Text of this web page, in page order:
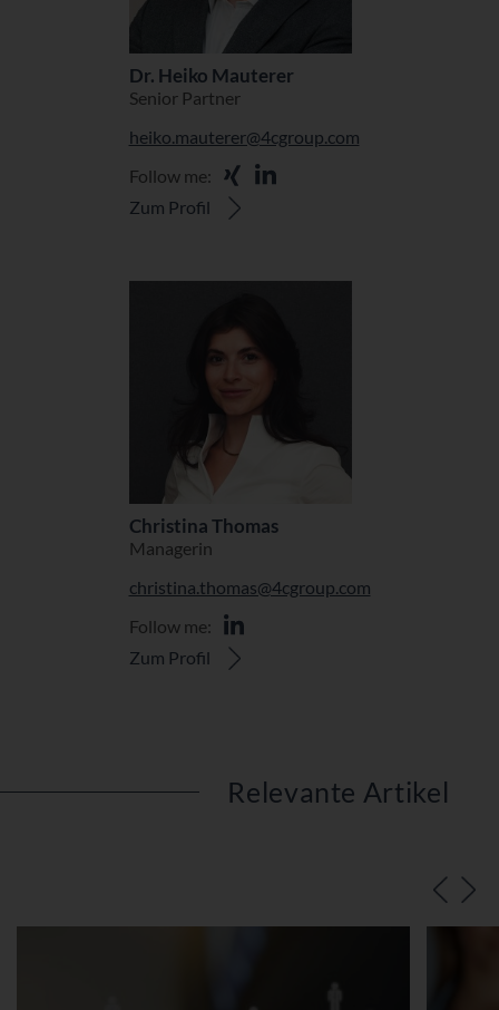
Dr. Heiko Mauterer
Senior Partner
heiko.mauterer@4cgroup.com
Follow me:
Zum Profil
Christina Thomas
Managerin
christina.thomas@4cgroup.com
Follow me:
Zum Profil
Relevante Artikel